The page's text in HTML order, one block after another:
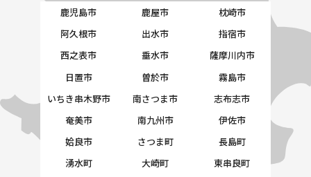
鹿児島市 鹿屋市
枕崎市
阿久根市
出水市
指宿市
西之表市
垂水市
薩摩川内市
日置市
曽於市
霧島市
いちき串木野市
南さつま市
志布志市
奄美市
南九州市
伊佐市
姶良市
さつま町
長島町
湧水町
大崎町
東串良町